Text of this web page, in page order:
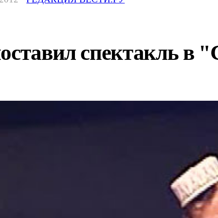
спектакль в